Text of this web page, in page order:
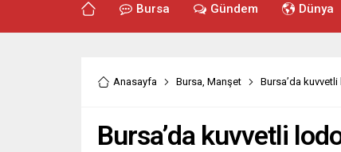
Bursa Gündem Dünya
Anasayfa Bursa, Manşet Bursa’da
Bursa’da kuvvetli